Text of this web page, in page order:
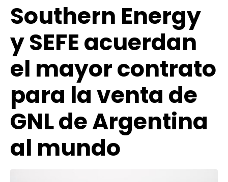
Southern Energy
y SEFE acuerdan
el mayor contrato
para la venta de
GNL de Argentina
al mundo